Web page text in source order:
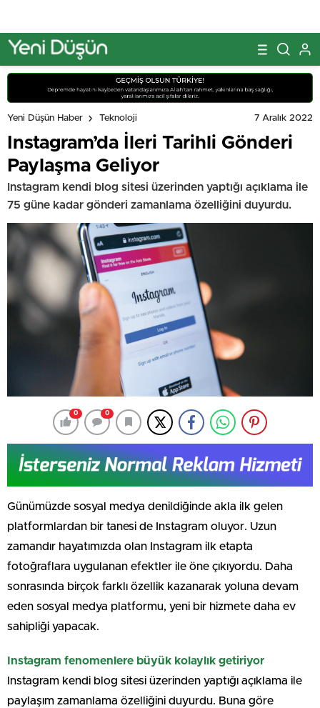
Yeni Düşün Haber Teknoloji 7 Aralık 2022
Instagram’da İleri Tarihli Gönderi
Paylaşma Geliyor
Instagram kendi blog sitesi üzerinden yaptığı açıklama ile
75 güne kadar gönderi zamanlama özelliğini duyurdu.
0 0
Günümüzde sosyal medya denildiğinde akla ilk gelen
platformlardan bir tanesi de Instagram oluyor. Uzun
zamandır hayatımızda olan Instagram ilk etapta
fotoğraflara uygulanan efektler ile öne çıkıyordu. Daha
sonrasında birçok farklı özellik kazanarak yoluna devam
eden sosyal medya platformu, yeni bir hizmete daha ev
sahipliği yapacak.
Instagram fenomenlere büyük kolaylık getiriyor
Instagram kendi blog sitesi üzerinden yaptığı açıklama ile
paylaşım zamanlama özelliğini duyurdu. Buna göre